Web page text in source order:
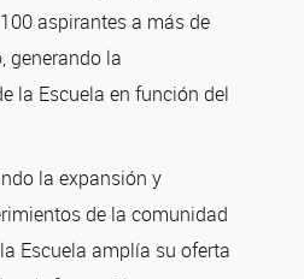
aspirantes a más de
generando la
la Escuela en función del
la expansión y
de la comunidad
Escuela amplía su oferta